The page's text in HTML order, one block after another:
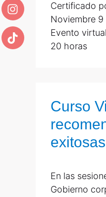
Certificado
Noviembre 9
Evento
20 horas
Curso
En las
Gobierno